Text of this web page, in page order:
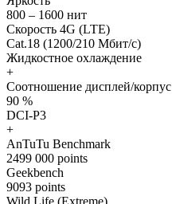
800 – 1600 нит
Скорость 4G (LTE)
Cat.18 (1200/210 Мбит/с)
Жидкостное охлаждение
+
Соотношение дисплей/корпус
90 %
DCI-P3
+
AnTuTu Benchmark
2499 000 points
Geekbench
9093 points
Wild Life (Extreme)